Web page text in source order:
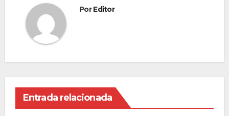
PorEditor
Entrada relacionada